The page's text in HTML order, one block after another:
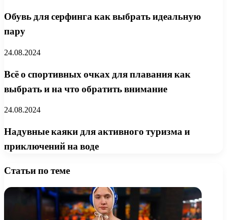
Обувь для серфинга как выбрать идеальную
пару
24.08.2024
Всё о спортивных очках для плавания как
выбрать и на что обратить внимание
24.08.2024
Надувные каяки для активного туризма и
приключений на воде
Статьи по теме